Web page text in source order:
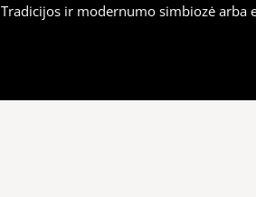
Tradicijos ir modernumo simbiozė arba